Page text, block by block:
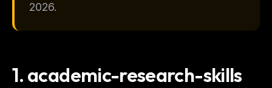
2026.
1. academic-research-skills